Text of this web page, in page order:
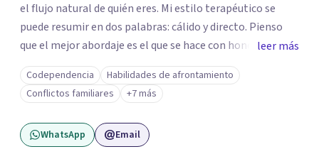
el flujo natural de quién eres. Mi estilo terapéutico se
puede resumir en dos palabras: cálido y directo. Pienso
que el mejor abordaje es el que se hace con honestidad y
empatía, respetando el tiempo y estilo de procesar sus
emociones de cada uno de mis consultantes. Trabajo con
el Análisis Funcional de la Conducta como base y de vez
en cuando puedo apoyarme en otros estilos de
intervención dependiendo de las necesidades y objetivos
leer más
Codependencia
Habilidades de afrontamiento
Conflictos familiares
+7 más
WhatsApp Email